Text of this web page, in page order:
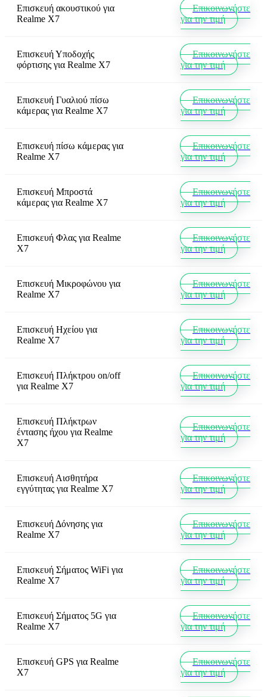
Επισκευή ακουστικού για
Realme X7
Επικοινωνήστε
για την τιμή
Επισκευή Υποδοχής
φόρτισης για Realme X7
Επικοινωνήστε
για την τιμή
Επισκευή Γυαλιού πίσω
κάμερας για Realme X7
Επικοινωνήστε
για την τιμή
Επισκευή πίσω κάμερας για
Realme X7
Επικοινωνήστε
για την τιμή
Επισκευή Μπροστά
κάμερας για Realme X7
Επικοινωνήστε
για την τιμή
Επισκευή Φλας για Realme
X7
Επικοινωνήστε
για την τιμή
Επισκευή Μικροφώνου για
Realme X7
Επικοινωνήστε
για την τιμή
Επισκευή Ηχείου για
Realme X7
Επικοινωνήστε
για την τιμή
Επισκευή Πλήκτρου on/off
για Realme X7
Επικοινωνήστε
για την τιμή
Επισκευή Πλήκτρων
έντασης ήχου για Realme
X7
Επικοινωνήστε
για την τιμή
Επισκευή Αισθητήρα
εγγύτητας για Realme X7
Επικοινωνήστε
για την τιμή
Επισκευή Δόνησης για
Realme X7
Επικοινωνήστε
για την τιμή
Επισκευή Σήματος WiFi για
Realme X7
Επικοινωνήστε
για την τιμή
Επισκευή Σήματος 5G για
Realme X7
Επικοινωνήστε
για την τιμή
Επισκευή GPS για Realme
X7
Επικοινωνήστε
για την τιμή